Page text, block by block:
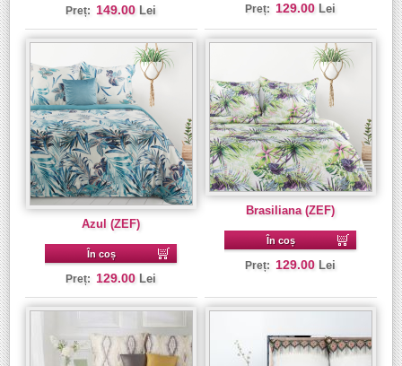
Preț: 149.00 Lei Preț: 129.00 Lei
Azul (ZEF)
În coș
Preț: 129.00 Lei
Brasiliana (ZEF)
În coș
Preț: 129.00 Lei